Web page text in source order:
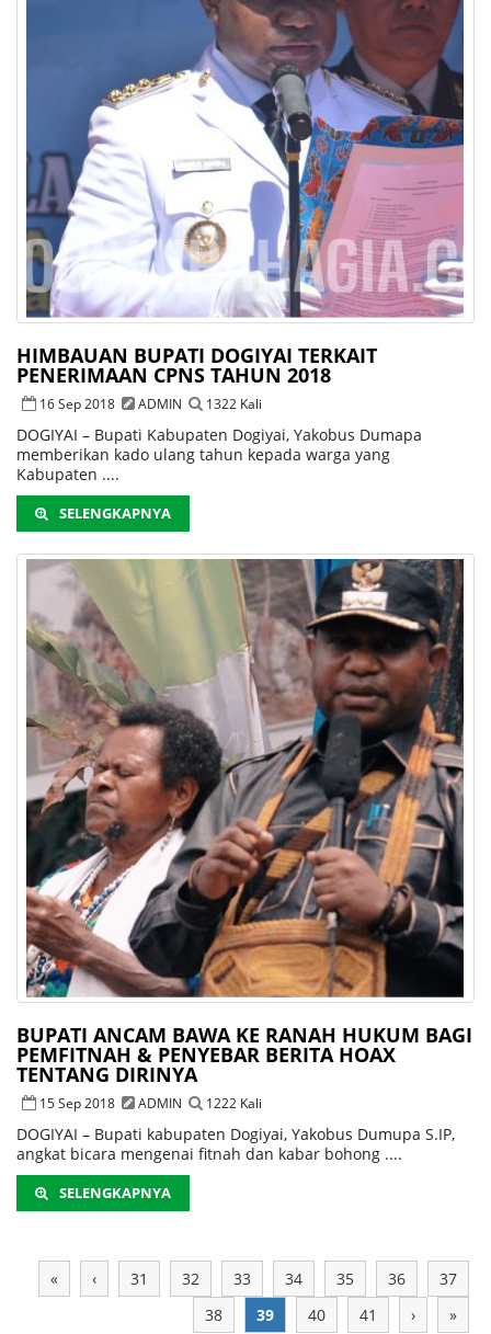
HIMBAUAN BUPATI DOGIYAI TERKAIT
PENERIMAAN CPNS TAHUN 2018
16 Sep 2018 ADMIN 1322 Kali
DOGIYAI – Bupati Kabupaten Dogiyai, Yakobus Dumapa
memberikan kado ulang tahun kepada warga yang
Kabupaten ....
SELENGKAPNYA
BUPATI ANCAM BAWA KE RANAH HUKUM BAGI
PEMFITNAH & PENYEBAR BERITA HOAX
TENTANG DIRINYA
15 Sep 2018 ADMIN 1222 Kali
DOGIYAI – Bupati kabupaten Dogiyai, Yakobus Dumupa S.IP,
angkat bicara mengenai fitnah dan kabar bohong ....
SELENGKAPNYA
« ‹ 31 32 33 34 35 36
37
38
39 40 41 › »